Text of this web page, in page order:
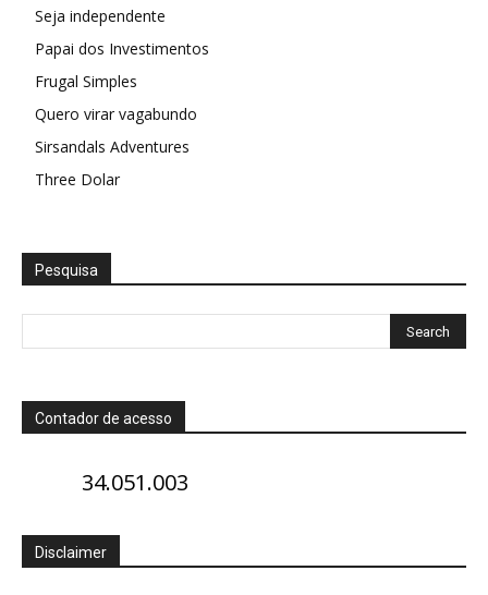
Seja independente
Papai dos Investimentos
Frugal Simples
Quero virar vagabundo
Sirsandals Adventures
Three Dolar
Pesquisa
Contador de acesso
34.051.003
Disclaimer